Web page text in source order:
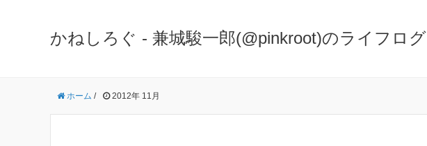
かねしろぐ - 兼城駿一郎(@pinkroot)のライフログ
ホーム / 2012年 11月